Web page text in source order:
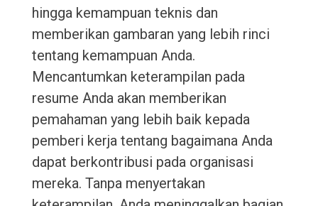
hingga kemampuan teknis dan
memberikan gambaran yang lebih rinci
tentang kemampuan Anda.
Mencantumkan keterampilan pada
resume Anda akan memberikan
pemahaman yang lebih baik kepada
pemberi kerja tentang bagaimana Anda
dapat berkontribusi pada organisasi
mereka. Tanpa menyertakan